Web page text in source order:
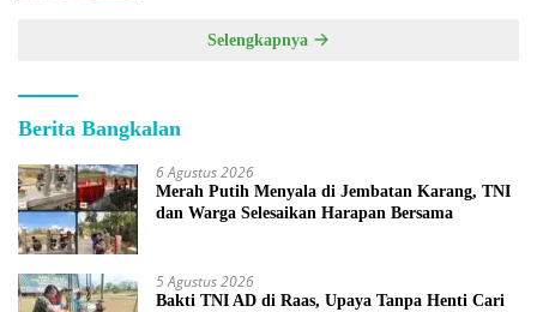
Selengkapnya
Berita Bangkalan
6 Agustus 2026
Merah Putih Menyala di Jembatan Karang, TNI
dan Warga Selesaikan Harapan Bersama
5 Agustus 2026
Bakti TNI AD di Raas, Upaya Tanpa Henti Cari